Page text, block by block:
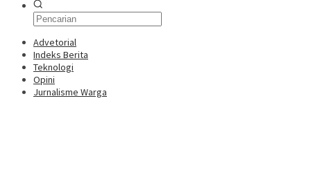
Advetorial
Indeks Berita
Teknologi
Opini
Jurnalisme Warga